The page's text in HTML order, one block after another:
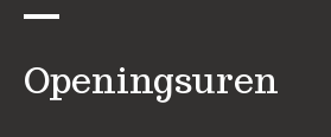
Openingsuren